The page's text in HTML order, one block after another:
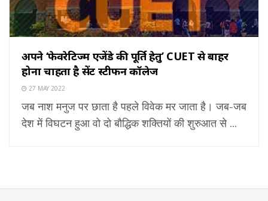
अपने ‘फेवरेटिज्म एजेंडे की पूर्ति हेतु’ CUET से बाहर
होना चाहता है सेंट स्टीफन कॉलेज
27 MAY 2022
जब नाश मनुज पर छाता है पहले विवेक मर जाता है। जब-जब
देश में विघटन हुआ वो दो बौद्धिक शक्तियों की शुरुआत से ...